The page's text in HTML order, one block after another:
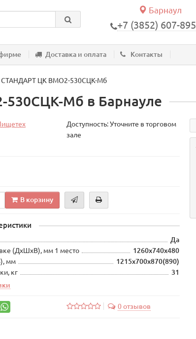
Барнаул
+7 (3852) 607-895
Доставка и оплата Контакты
СТАНДАРТ ЦК ВМО2-530СЦК-Мб
Мб в Барнауле
Доступность: Уточните в торговом
зале
В корзину
Да
(ДхШхВ), мм 1 место
1260х740х480
мм
1215х700х870(890)
кг
31
0 отзывов